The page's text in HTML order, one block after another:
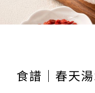
食譜｜春天